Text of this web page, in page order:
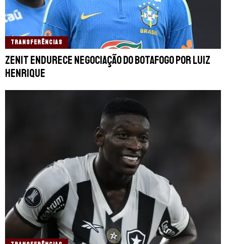
TRANSFERÊNCIAS
Zenit endurece negociação do Botafogo por Luiz
Henrique